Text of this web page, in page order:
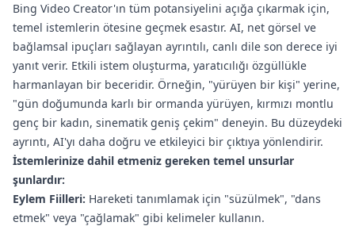
Bing Video Creator'ın tüm potansiyelini açığa çıkarmak için,
temel istemlerin ötesine geçmek esastır. AI, net görsel ve
bağlamsal ipuçları sağlayan ayrıntılı, canlı dile son derece iyi
yanıt verir. Etkili istem oluşturma, yaratıcılığı özgüllükle
harmanlayan bir beceridir. Örneğin, "yürüyen bir kişi" yerine,
"gün doğumunda karlı bir ormanda yürüyen, kırmızı montlu
genç bir kadın, sinematik geniş çekim" deneyin. Bu düzeydeki
ayrıntı, AI'yı daha doğru ve etkileyici bir çıktıya yönlendirir.
İstemlerinize dahil etmeniz gereken temel unsurlar
şunlardır:
Eylem Fiilleri: Hareketi tanımlamak için "süzülmek", "dans
etmek" veya "çağlamak" gibi kelimeler kullanın.